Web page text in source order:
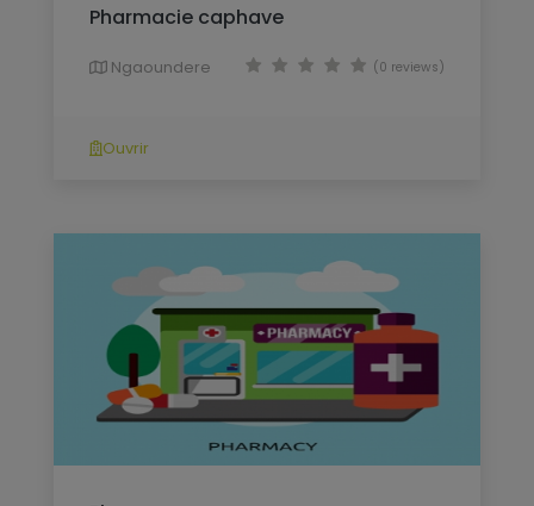
Pharmacie caphave
Ngaoundere (0 reviews)
Ouvrir